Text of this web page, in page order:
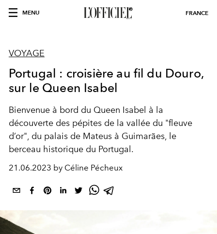
MENU FRANCE
VOYAGE
Portugal : croisière au fil du Douro,
sur le Queen Isabel
Bienvenue à bord du Queen Isabel à la
découverte des pépites de la vallée du "fleuve
d’or", du palais de Mateus à Guimarães, le
berceau historique du Portugal.
21.06.2023 by Céline Pécheux